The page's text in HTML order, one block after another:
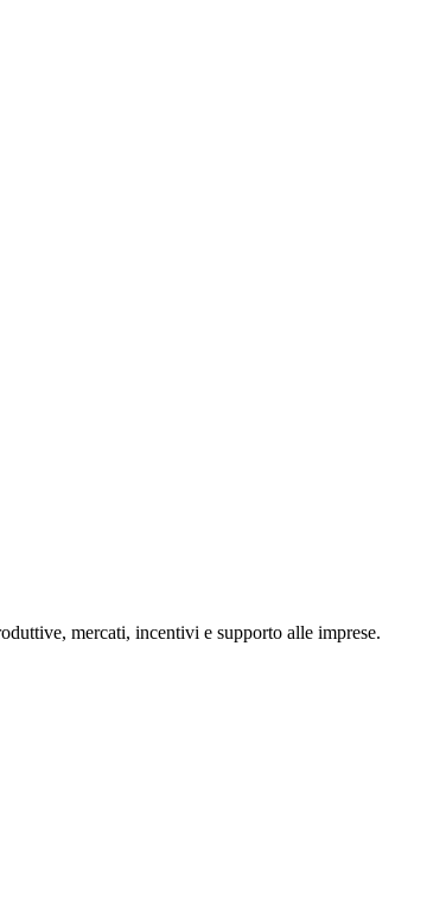
mercati, incentivi e supporto alle imprese.